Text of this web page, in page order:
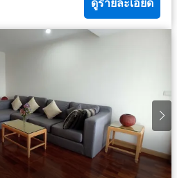
ดูรายละเอียด